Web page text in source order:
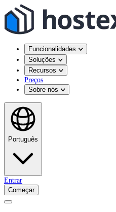
Funcionalidades
Soluções
Recursos
Preços
Sobre nós
Português
Entrar
Começar